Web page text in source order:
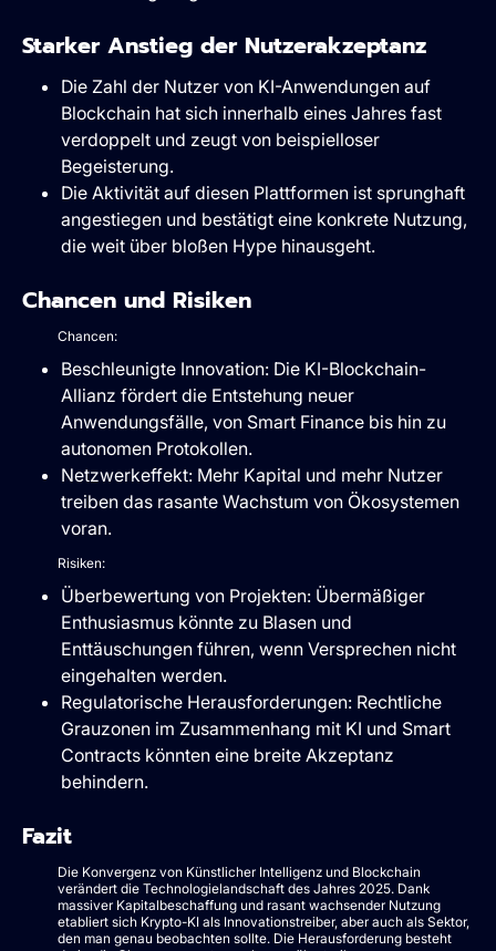
Starker Anstieg der Nutzerakzeptanz
Die Zahl der Nutzer von KI-Anwendungen auf
Blockchain hat sich innerhalb eines Jahres fast
verdoppelt und zeugt von beispielloser
Begeisterung.
Die Aktivität auf diesen Plattformen ist sprunghaft
angestiegen und bestätigt eine konkrete Nutzung,
die weit über bloßen Hype hinausgeht.
Chancen und Risiken
Chancen:
Beschleunigte Innovation: Die KI-Blockchain-
Allianz fördert die Entstehung neuer
Anwendungsfälle, von Smart Finance bis hin zu
autonomen Protokollen.
Netzwerkeffekt: Mehr Kapital und mehr Nutzer
treiben das rasante Wachstum von Ökosystemen
voran.
Risiken:
Überbewertung von Projekten: Übermäßiger
Enthusiasmus könnte zu Blasen und
Enttäuschungen führen, wenn Versprechen nicht
eingehalten werden.
Regulatorische Herausforderungen: Rechtliche
Grauzonen im Zusammenhang mit KI und Smart
Contracts könnten eine breite Akzeptanz
behindern.
Fazit
Die Konvergenz von Künstlicher Intelligenz und Blockchain
verändert die Technologielandschaft des Jahres 2025. Dank
massiver Kapitalbeschaffung und rasant wachsender Nutzung
etabliert sich Krypto-KI als Innovationstreiber, aber auch als Sektor,
den man genau beobachten sollte. Die Herausforderung besteht